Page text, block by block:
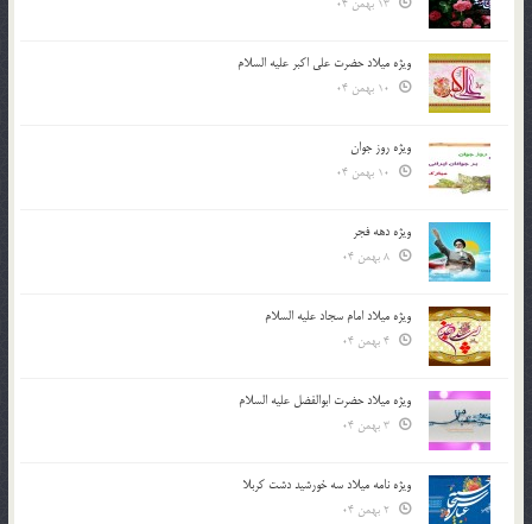
ویژه میلاد حضرت علی اکبر علیه السلام
ویژه روز جوان
ویژه دهه فجر
ویژه میلاد امام سجاد علیه السلام
ویژه میلاد حضرت ابوالفضل علیه السلام
ویژه نامه میلاد سه خورشید دشت کربلا